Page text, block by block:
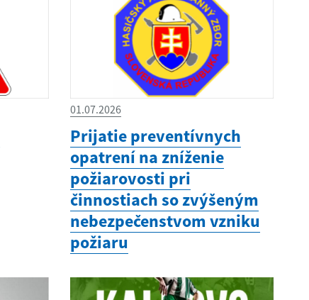
01.07.2026
Prijatie preventívnych
opatrení na zníženie
požiarovosti pri
činnostiach so zvýšeným
nebezpečenstvom vzniku
požiaru